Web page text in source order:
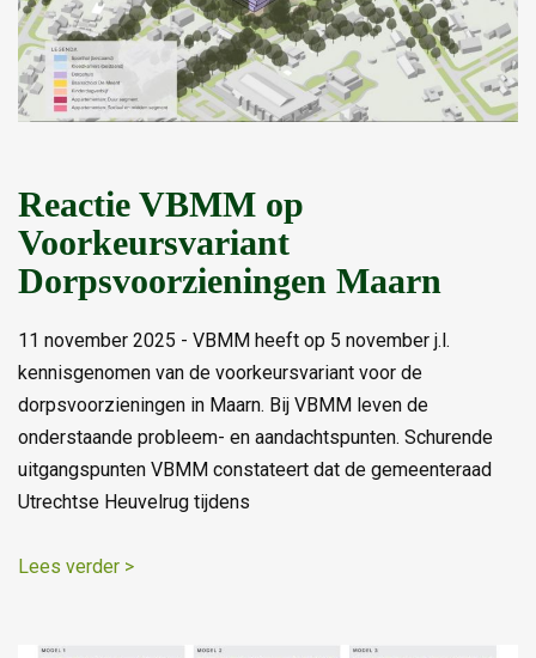
Reactie VBMM op
Voorkeursvariant
Dorpsvoorzieningen Maarn
11 november 2025 - VBMM heeft op 5 november j.l.
kennisgenomen van de voorkeursvariant voor de
dorpsvoorzieningen in Maarn. Bij VBMM leven de
onderstaande probleem- en aandachtspunten. Schurende
uitgangspunten VBMM constateert dat de gemeenteraad
Utrechtse Heuvelrug tijdens
Lees verder >